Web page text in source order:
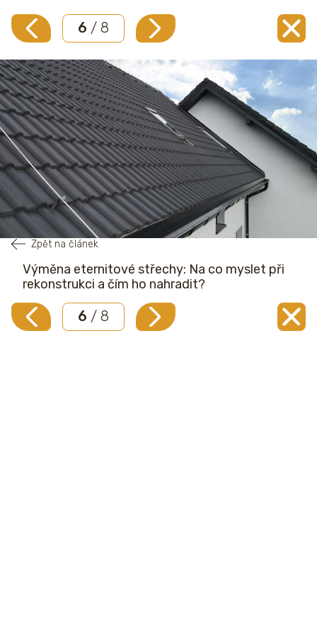
6 / 8
Zpět na článek
Výměna eternitové střechy: Na co myslet při
rekonstrukci a čím ho nahradit?
6 / 8